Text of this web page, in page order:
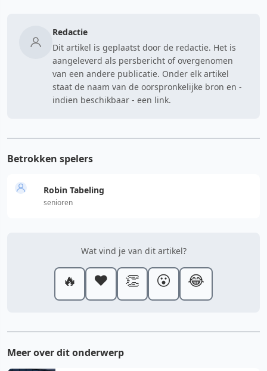
Redactie
Dit artikel is geplaatst door de redactie. Het is
aangeleverd als persbericht of overgenomen
van een andere publicatie. Onder elk artikel
staat de naam van de oorspronkelijke bron en -
indien beschikbaar - een link.
Betrokken spelers
Robin Tabeling
senioren
Wat vind je van dit artikel?
🔥 ❤️ 👏 😮 😂
Meer over dit onderwerp